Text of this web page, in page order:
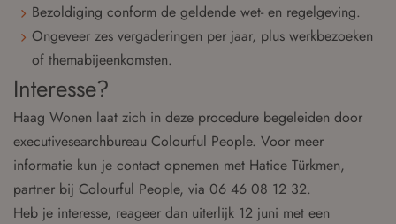
Bezoldiging conform de geldende wet- en regelgeving.
Ongeveer zes vergaderingen per jaar, plus werkbezoeken
of themabijeenkomsten.
Interesse?
Haag Wonen laat zich in deze procedure begeleiden door
executivesearchbureau Colourful People. Voor meer
informatie kun je contact opnemen met Hatice Türkmen,
partner bij Colourful People, via 06 46 08 12 32.
Heb je interesse, reageer dan uiterlijk 12 juni met een